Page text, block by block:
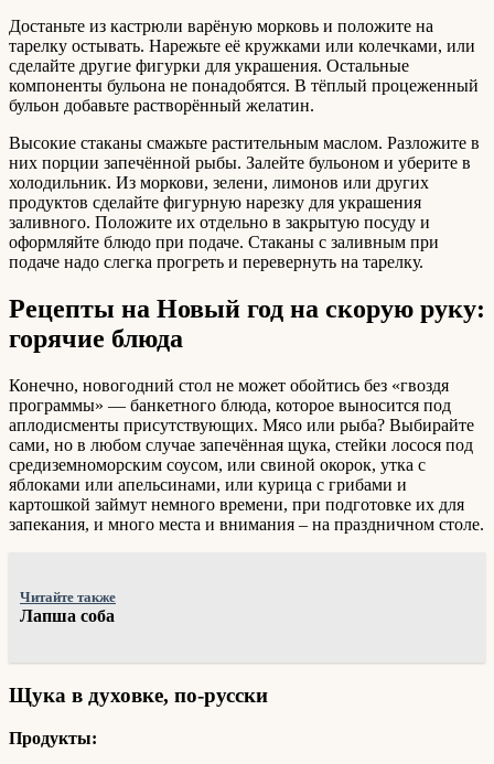
Достаньте из кастрюли варёную морковь и положите на
тарелку остывать. Нарежьте её кружками или колечками, или
сделайте другие фигурки для украшения. Остальные
компоненты бульона не понадобятся. В тёплый процеженный
бульон добавьте растворённый желатин.
Высокие стаканы смажьте растительным маслом. Разложите в
них порции запечённой рыбы. Залейте бульоном и уберите в
холодильник. Из моркови, зелени, лимонов или других
продуктов сделайте фигурную нарезку для украшения
заливного. Положите их отдельно в закрытую посуду и
оформляйте блюдо при подаче. Стаканы с заливным при
подаче надо слегка прогреть и перевернуть на тарелку.
Рецепты на Новый год на скорую руку:
горячие блюда
Конечно, новогодний стол не может обойтись без «гвоздя
программы» — банкетного блюда, которое выносится под
аплодисменты присутствующих. Мясо или рыба? Выбирайте
сами, но в любом случае запечённая щука, стейки лосося под
средиземноморским соусом, или свиной окорок, утка с
яблоками или апельсинами, или курица с грибами и
картошкой займут немного времени, при подготовке их для
запекания, и много места и внимания – на праздничном столе.
Читайте также
Лапша соба
Щука в духовке, по-русски
Продукты: